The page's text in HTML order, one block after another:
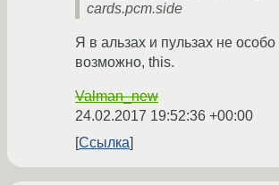
cards.pcm.side
Я в альзах и пульзах не
возможно, this.
Valman_new
24.02.2017 19:52:36 +00:00
Ссылка